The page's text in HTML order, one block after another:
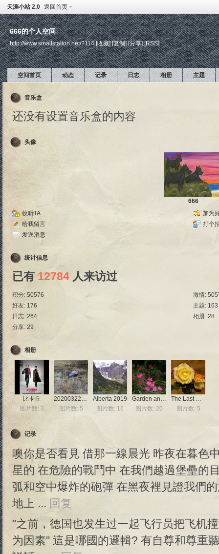
天涯小站 2.0 返回首页
666的个人空间
http://www.smallstation.net/?114 [收藏] [复制] [分享] [RSS]
空间首页 动态 记录 日志 相册 主题
音乐盒
还没有设置音乐盒的内容
头像
666
收听TA
加为
给我留言
打个
发送消息
统计信息
已有12784 人来访过
积分: 50576 激情:
好友: 176 主题: 163
日志: 264 相册: 28
分享: 29
相册
比卡丘
图片数: 3
20200322_birdsKensington
图片数: 5
Alberta 2019
图片数: 16
Garden and Sculptures
图片数: 20
The Last Roses
图片数: 5
记录
噢你是否看見 借那一線晨光 昨夜在暮色
星的 在危險的戰鬥中 在我們越過堡壘的
弧和空中爆炸的砲彈 在黑夜裡見證我們
地上 ... 回复
"之前，德国也发生过一起飞行员把飞机
为因素" 這是哪國的邏輯? 有自尊和尊重